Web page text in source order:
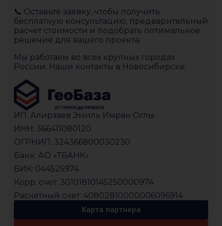
📞 Оставьте заявку, чтобы получить
бесплатную консультацию, предварительный
расчет стоимости и подобрать оптимальное
решение для вашего проекта.
Мы работаем во всех крупных городах
России. Наши контакты в Новосибирске:
ИП: Алирзаев Эмиль Имран Оглы
ИНН: 366411080120
ОГРНИП: 324366800030230
Банк: АО «ТБАНК»
БИК: 044525974
Корр. счет: 30101810145250000974
Расчетный счет: 40802810000006096914
Карта партнера